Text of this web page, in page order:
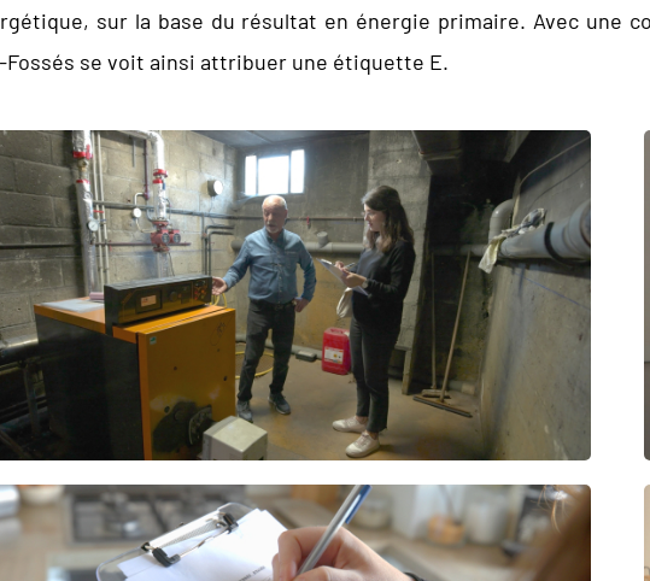
sur la base du résultat en énergie primaire. Avec une
Fossés se voit ainsi attribuer une étiquette E.